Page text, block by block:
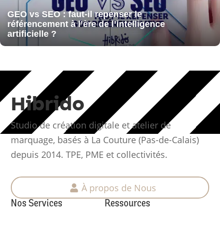
GEO vs SEO : faut-il repenser le
référencement à l’ère de l’intelligence
artificielle ?
Hibrido
Studio de création digitale et atelier de
marquage, basés à La Couture (Pas-de-Calais)
depuis 2014. TPE, PME et collectivités.
À propos de Nous
Nos Services Ressources